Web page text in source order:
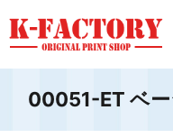
00051-ET ベ